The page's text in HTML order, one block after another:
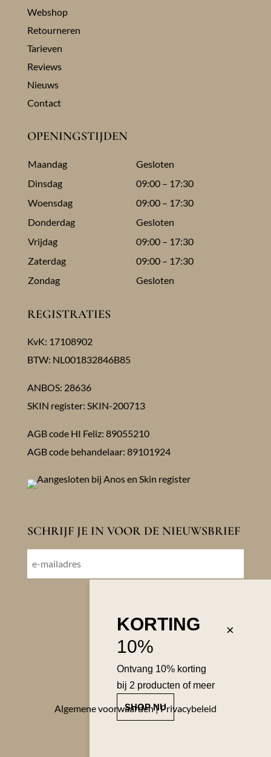
Webshop
Retourneren
Tarieven
Reviews
Nieuws
Contact
OPENINGSTIJDEN
Maandag
Gesloten
Dinsdag
09:00 – 17:30
Woensdag
09:00 – 17:30
Donderdag
Gesloten
Vrijdag
09:00 – 17:30
Zaterdag
09:00 – 17:30
Zondag
Gesloten
REGISTRATIES
KvK: 17108902
BTW: NL001832846B85
ANBOS: 28636
SKIN register: SKIN-200713
AGB code HI Feliz: 89055210
AGB code behandelaar: 89101924
SCHRIJF JE IN VOOR DE NIEUWSBRIEF
×
KORTING
10%
Ontvang 10% korting
bij 2 producten of meer
SHOP NU
Algemene voorwaarden|Privacybeleid